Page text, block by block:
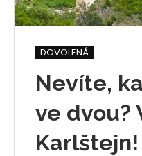
DOVOLENÁ
Nevíte,
ve dvou?
Karlštejn!